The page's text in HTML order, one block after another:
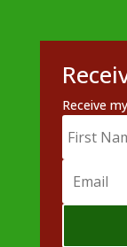
Receive